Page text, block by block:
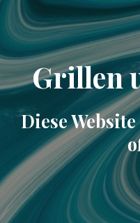
Grillen
Diese